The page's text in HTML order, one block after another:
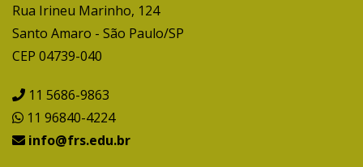
Rua Irineu Marinho, 124
Santo Amaro - São Paulo/SP
CEP 04739-040
11 5686-9863
11 96840-4224
info@frs.edu.br